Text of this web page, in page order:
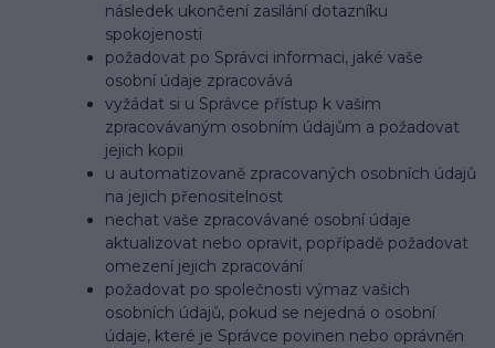
následek ukončení zasílání dotazníku
spokojenosti
požadovat po Správci informaci, jaké vaše
osobní údaje zpracovává
vyžádat si u Správce přístup k vašim
zpracovávaným osobním údajům a požadovat
jejich kopii
u automatizovaně zpracovaných osobních údajů
na jejich přenositelnost
nechat vaše zpracovávané osobní údaje
aktualizovat nebo opravit, popřípadě požadovat
omezení jejich zpracování
požadovat po společnosti výmaz vašich
osobních údajů, pokud se nejedná o osobní
údaje, které je Správce povinen nebo oprávněn